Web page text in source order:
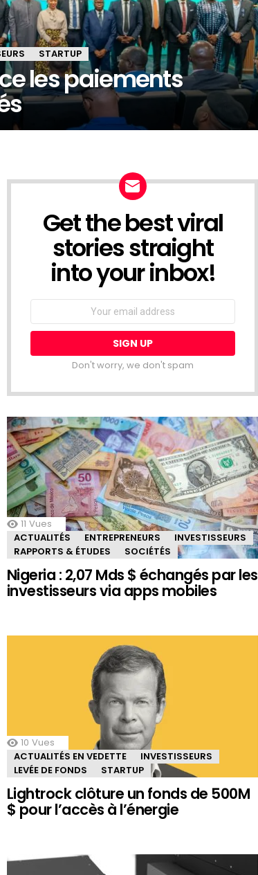
STARTUP
les paiements
NEWSLETTER
Get the best viral
stories straight
into your inbox!
Don't worry, we don't spam
11 Vues
ACTUALITÉS
ENTREPRENEURS
INVESTISSEURS
RAPPORTS & ÉTUDES
SOCIÉTÉS
Nigeria : 2,07 Mds $ échangés par les
investisseurs via apps mobiles
10 Vues
ACTUALITÉS EN VEDETTE
INVESTISSEURS
LEVÉE DE FONDS
STARTUP
Lightrock clôture un fonds de 500M
$ pour l’accès à l’énergie